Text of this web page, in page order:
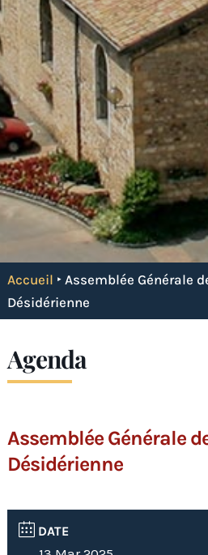
Accueil ‣ Assemblée Générale
Désidérienne
Agenda
Assemblée Générale
Désidérienne
DATE